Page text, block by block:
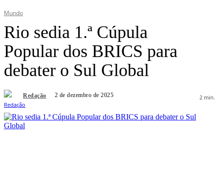
Mundo
Rio sedia 1.ª Cúpula
Popular dos BRICS para
debater o Sul Global
Redação 2 de dezembro de 2025 2 min.